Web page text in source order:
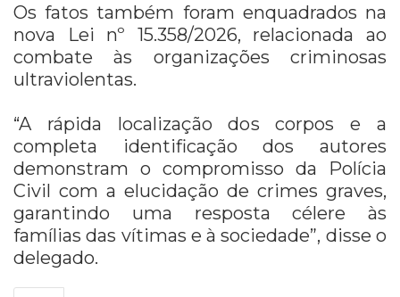
Os fatos também foram enquadrados na
nova Lei nº 15.358/2026, relacionada ao
combate às organizações criminosas
ultraviolentas.
“A rápida localização dos corpos e a
completa identificação dos autores
demonstram o compromisso da Polícia
Civil com a elucidação de crimes graves,
garantindo uma resposta célere às
famílias das vítimas e à sociedade”, disse o
delegado.